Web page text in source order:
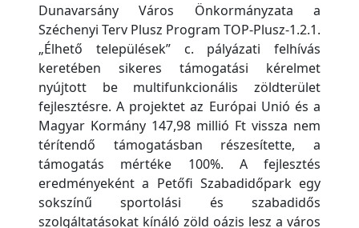
Dunavarsány Város Önkormányzata a
Széchenyi Terv Plusz Program TOP-Plusz-1.2.1.
„Élhető települések” c. pályázati felhívás
keretében sikeres támogatási kérelmet
nyújtott be multifunkcionális zöldterület
fejlesztésre. A projektet az Európai Unió és a
Magyar Kormány 147,98 millió Ft vissza nem
térítendő támogatásban részesítette, a
támogatás mértéke 100%. A fejlesztés
eredményeként a Petőfi Szabadidőpark egy
sokszínű sportolási és szabadidős
szolgáltatásokat kínáló zöld oázis lesz a város